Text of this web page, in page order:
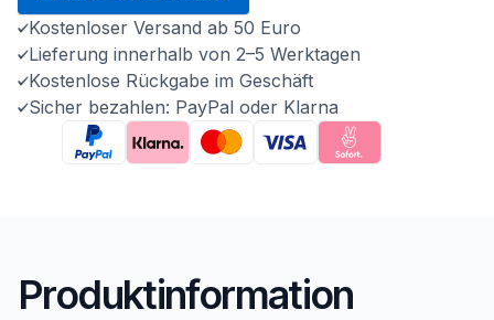
Kostenloser Versand ab 50 Euro
Lieferung innerhalb von 2–5 Werktagen
Kostenlose Rückgabe im Geschäft
Sicher bezahlen: PayPal oder Klarna
Produktinformation